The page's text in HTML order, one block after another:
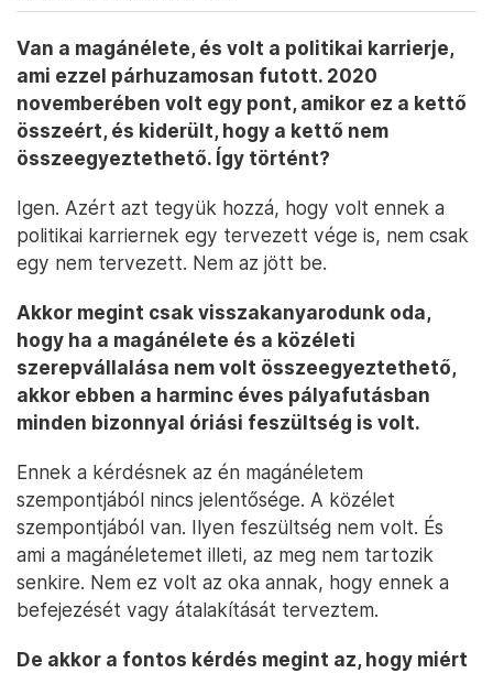
Van a magánélete, és volt a politikai karrierje,
ami ezzel párhuzamosan futott. 2020
novemberében volt egy pont, amikor ez a kettő
összeért, és kiderült, hogy a kettő nem
összeegyeztethető. Így történt?
Igen. Azért azt tegyük hozzá, hogy volt ennek a
politikai karriernek egy tervezett vége is, nem csak
egy nem tervezett. Nem az jött be.
Akkor megint csak visszakanyarodunk oda,
hogy ha a magánélete és a közéleti
szerepvállalása nem volt összeegyeztethető,
akkor ebben a harminc éves pályafutásban
minden bizonnyal óriási feszültség is volt.
Ennek a kérdésnek az én magánéletem
szempontjából nincs jelentősége. A közélet
szempontjából van. Ilyen feszültség nem volt. És
ami a magánéletemet illeti, az meg nem tartozik
senkire. Nem ez volt az oka annak, hogy ennek a
befejezését vagy átalakítását terveztem.
De akkor a fontos kérdés megint az, hogy miért